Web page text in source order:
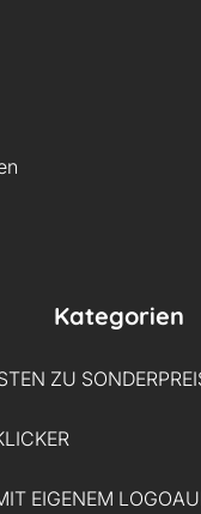
Kategorien
ZU
EIGENEM